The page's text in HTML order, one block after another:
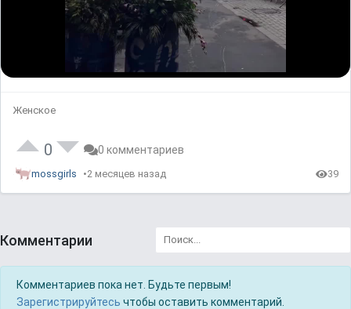
V
i
Женское
0 0 комментариев
mossgirls 2 месяцев назад 39
Комментарии
Комментариев пока нет. Будьте первым!
Зарегистрируйтесь чтобы оставить комментарий.